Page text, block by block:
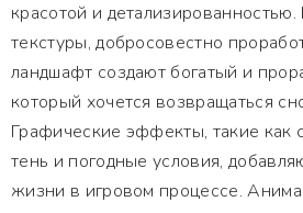
красотой и
текстуры, добросовестно
ландшафт создают богатый и
который хочется возвращаться
Графические эффекты, такие
тень и погодные условия,
жизни в игровом процессе.